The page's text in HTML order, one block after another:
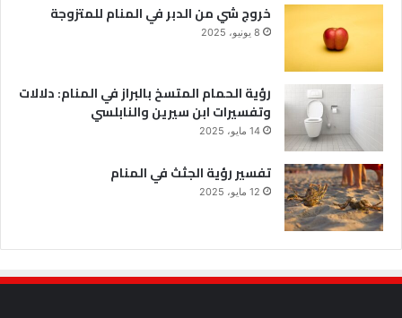
خروج شي من الدبر في المنام للمتزوجة
8 يونيو، 2025
رؤية الحمام المتسخ بالبراز في المنام: دلالات
وتفسيرات ابن سيرين والنابلسي
14 مايو، 2025
تفسير رؤية الجثث في المنام
12 مايو، 2025